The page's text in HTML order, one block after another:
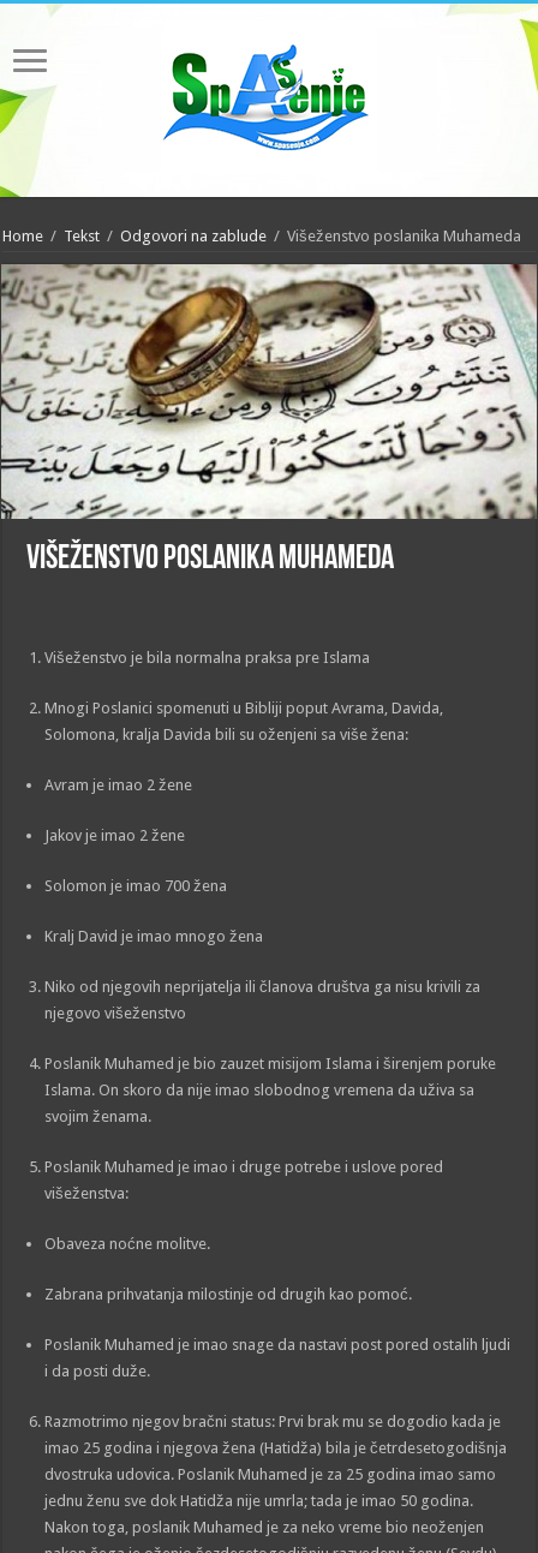
Home / Tekst / Odgovori na zablude / Višeženstvo poslanika Muhameda
Višeženstvo poslanika Muhameda
Višeženstvo je bila normalna praksa pre Islama
Mnogi Poslanici spomenuti u Bibliji poput Avrama, Davida,
Solomona, kralja Davida bili su oženjeni sa više žena:
Avram je imao 2 žene
Jakov je imao 2 žene
Solomon je imao 700 žena
Kralj David je imao mnogo žena
Niko od njegovih neprijatelja ili članova društva ga nisu krivili za
njegovo višeženstvo
Poslanik Muhamed je bio zauzet misijom Islama i širenjem poruke
Islama. On skoro da nije imao slobodnog vremena da uživa sa
svojim ženama.
Poslanik Muhamed je imao i druge potrebe i uslove pored
višeženstva:
Obaveza noćne molitve.
Zabrana prihvatanja milostinje od drugih kao pomoć.
Poslanik Muhamed je imao snage da nastavi post pored ostalih ljudi
i da posti duže.
Razmotrimo njegov bračni status: Prvi brak mu se dogodio kada je
imao 25 godina i njegova žena (Hatidža) bila je četrdesetogodišnja
dvostruka udovica. Poslanik Muhamed je za 25 godina imao samo
jednu ženu sve dok Hatidža nije umrla; tada je imao 50 godina.
Nakon toga, poslanik Muhamed je za neko vreme bio neoženjen